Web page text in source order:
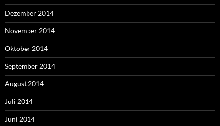
Dezember 2014
November 2014
Oktober 2014
September 2014
August 2014
Juli 2014
Juni 2014